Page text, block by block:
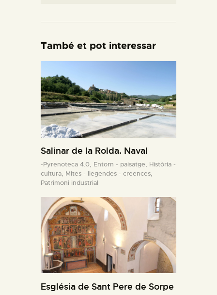
També et pot interessar
Salinar de la Rolda. Naval
-Pyrenoteca 4.0, Entorn - paisatge, Història -
cultura, Mites - llegendes - creences,
Patrimoni industrial
Església de Sant Pere de Sorpe